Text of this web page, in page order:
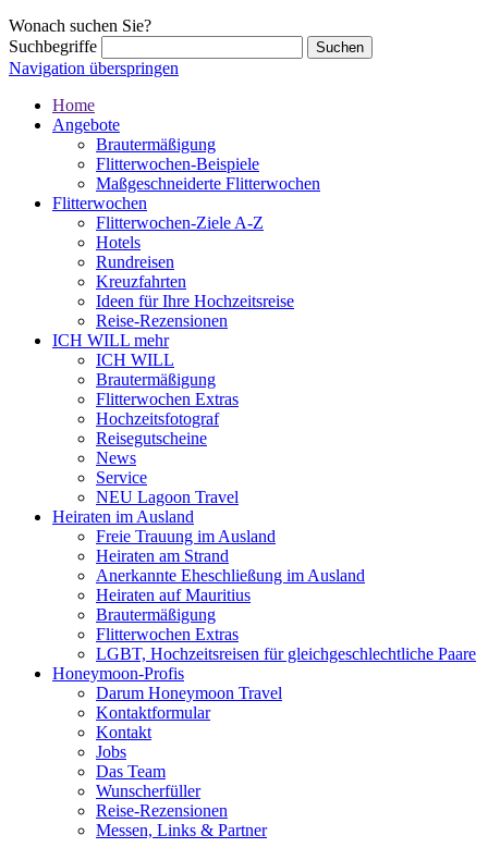
Wonach suchen Sie?
Suchbegriffe
Navigation überspringen
Home
Angebote
Brautermäßigung
Flitterwochen-Beispiele
Maßgeschneiderte Flitterwochen
Flitterwochen
Flitterwochen-Ziele A-Z
Hotels
Rundreisen
Kreuzfahrten
Ideen für Ihre Hochzeitsreise
Reise-Rezensionen
ICH WILL mehr
ICH WILL
Brautermäßigung
Flitterwochen Extras
Hochzeitsfotograf
Reisegutscheine
News
Service
NEU Lagoon Travel
Heiraten im Ausland
Freie Trauung im Ausland
Heiraten am Strand
Anerkannte Eheschließung im Ausland
Heiraten auf Mauritius
Brautermäßigung
Flitterwochen Extras
LGBT, Hochzeitsreisen für gleichgeschlechtliche Paare
Honeymoon-Profis
Darum Honeymoon Travel
Kontaktformular
Kontakt
Jobs
Das Team
Wunscherfüller
Reise-Rezensionen
Messen, Links & Partner